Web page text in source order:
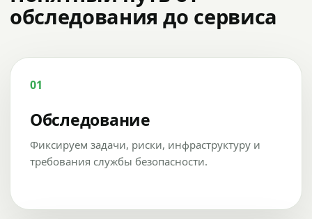
обследования до сервиса
01
Обследование
Фиксируем задачи, риски, инфраструктуру и
требования службы безопасности.